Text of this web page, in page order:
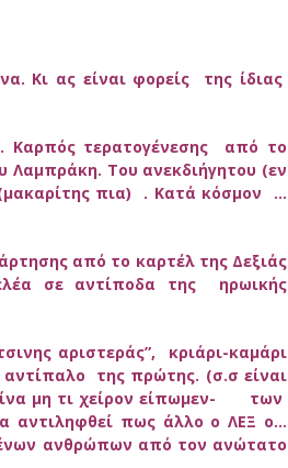
Κι ας είναι φορείς της ίδιας
Καρπός τερατογένεσης από το
Λαμπράκη. Του ανεκδιήγητου (εν
πια) . Κατά κόσμον …
από το καρτέλ της Δεξιάς
σε αντίποδα της ηρωικής
αριστεράς”, κριάρι-καμάρι
της πρώτης. (σ.σ είναι
μη τι χείρον είπωμεν- των
αντιληφθεί πως άλλο ο ΛΕΞ ο…
ανθρώπων από τον ανώτατο